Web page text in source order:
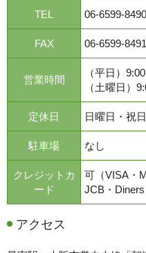
TEL 06-6599-8490
FAX 06-6599-8491
営業時間
（平日）
（土曜日）
定休日 日曜日・祝日
駐車場 なし
クレジットカ
ード
可（VISA・
JCB・Diners
アクセス